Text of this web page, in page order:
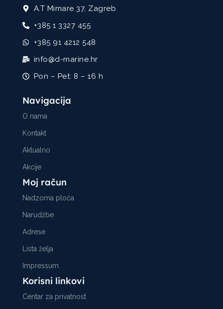
A.T Mimare 37, Zagreb
+385 1 3327 455
+385 91 4212 548
info@d-marine.hr
Pon – Pet: 8 – 16 h
Navigacija
O nama
Kontakt
Aktualno
Akcije
Moj račun
Nadzorna ploča
Narudžbe
Adrese
Lista želja
Impressum
Korisni linkovi
Centar za privatnost